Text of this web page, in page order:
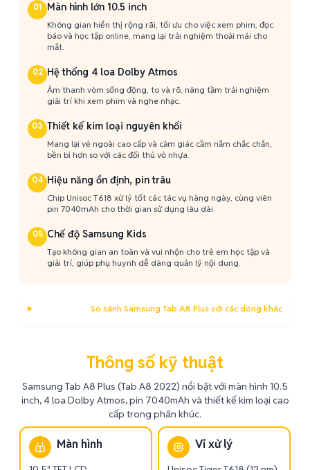
01 Màn hình lớn 10.5 inch
Không gian hiển thị rộng rãi, tối ưu cho việc xem phim, đọc
báo và học tập online, mang lại trải nghiệm thoải mái cho
mắt.
02 Hệ thống 4 loa Dolby Atmos
Âm thanh vòm sống động, to và rõ, nâng tầm trải nghiệm
giải trí khi xem phim và nghe nhạc.
03 Thiết kế kim loại nguyên khối
Mang lại vẻ ngoài cao cấp và cảm giác cầm nắm chắc chắn,
bền bỉ hơn so với các đối thủ vỏ nhựa.
04 Hiệu năng ổn định, pin trâu
Chip Unisoc T618 xử lý tốt các tác vụ hàng ngày, cùng viên
pin 7040mAh cho thời gian sử dụng lâu dài.
05 Chế độ Samsung Kids
Tạo không gian an toàn và vui nhộn cho trẻ em học tập và
giải trí, giúp phụ huynh dễ dàng quản lý nội dung.
So sánh Samsung Tab A8 Plus với các dòng khác
Thông số kỹ thuật
Samsung Tab A8 Plus (Tab A8 2022) nổi bật với màn hình 10.5
inch, 4 loa Dolby Atmos, pin 7040mAh và thiết kế kim loại cao
cấp trong phân khúc.
Màn hình Vi xử lý